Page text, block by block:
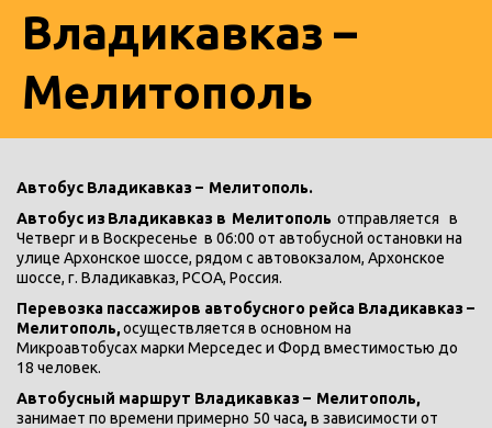
Владикавказ –
Мелитополь
Автобус Владикавказ – Мелитополь.
Автобус из Владикавказ в Мелитополь отправляется   в
Четверг и в Воскресенье  в 06:00 от автобусной остановки на
улице Архонское шоссе, рядом с автовокзалом, Архонское
шоссе, г. Владикавказ, РСОА, Россия.
Перевозка пассажиров автобусного рейса Владикавказ –
Мелитополь, осуществляется в основном на
Микроавтобусах марки Мерседес и Форд вместимостью до
18 человек.
Автобусный маршрут Владикавказ –
Мелитополь,
занимает по времени примерно 50 часа, в зависимости от